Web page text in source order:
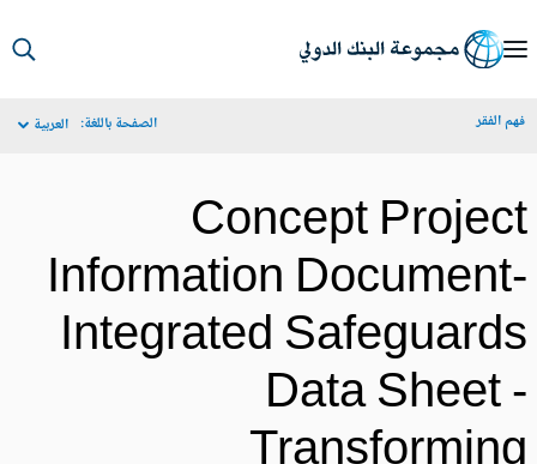
الفقر الصفحة باللغة: العربية
Concept
Information
Integrated
Data Sheet